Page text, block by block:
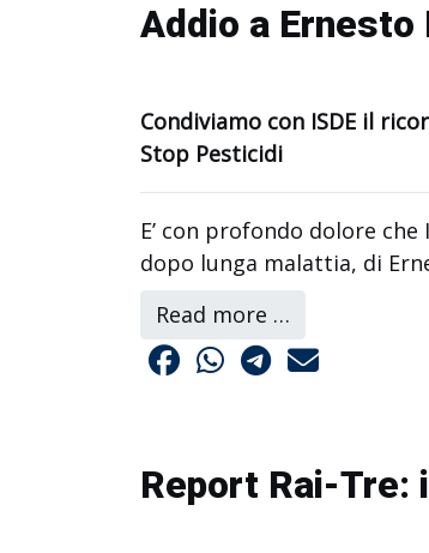
Addio a Ernesto
Condiviamo con ISDE il
Stop Pesticidi
E’ con profondo dolore
dopo lunga malattia, di
Read more …
Report Rai-Tre: